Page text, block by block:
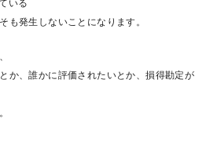
いる
も発生しないことになります。
か、誰かに評価されたいとか、損得勘定が